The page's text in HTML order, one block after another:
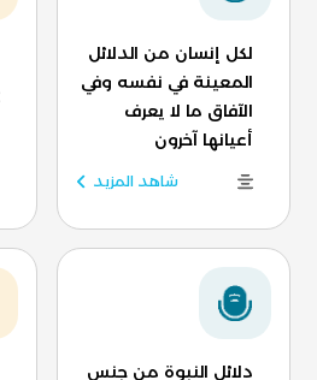
لكل إنسان من الدلائل
المعينة في نفسه وفي
الآفاق ما لا يعرف
أعيانها آخرون
شاهد المزيد
دلائل النبوة من جنس